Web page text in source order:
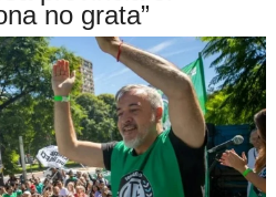
no grata”